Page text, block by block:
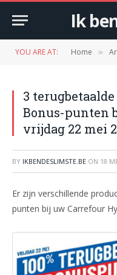
Ik
YOU ARE AT: Home »
3
Bonus-punten
vrijdag 22 mei
BY IKBENDESLIMSTE.BE ON 18
Er zijn verschillende
punten bij uw Carrefour